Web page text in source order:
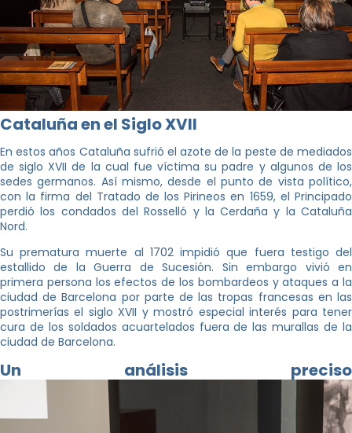
Cataluña en el Siglo XVII
En estos años Cataluña sufrió el azote de la peste de mediados
de siglo XVII de la cual fue víctima su padre y algunos de los
sedes germanos. Así mismo, desde el punto de vista político,
con la firma del Tratado de los Pirineos en 1659, el Principado
perdió los condados del Rosselló y la Cerdaña y la Cataluña
Nord.
Su prematura muerte al 1702 impidió que fuera testigo del
estallido de la Guerra de Sucesión. Sin embargo vivió en
primera persona los efectos de los bombardeos y ataques a la
ciudad de Barcelona por parte de las tropas francesas en las
postrimerías el siglo XVII y mostró especial interés para tener
cura de los soldados acuartelados fuera de las murallas de la
ciudad de Barcelona.
Un análisis preciso